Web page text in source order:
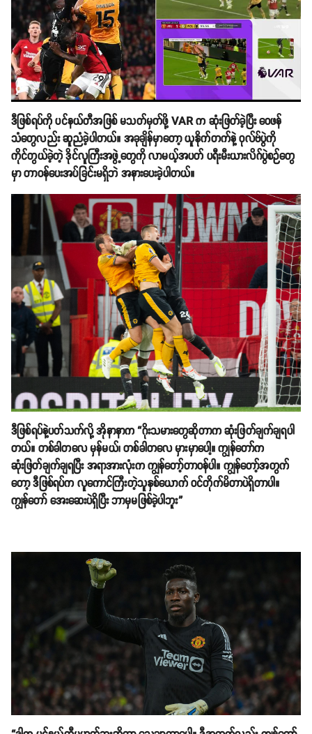
ဒီဖြစ်ရပ်ကို ပင်နယ်တီအဖြစ် မသတ်မှတ်ဖို့ VAR က ဆုံးဖြတ်ခဲ့ပြီး ဝေဖန်
သံတွေလည်း ဆူညံခဲ့ပါတယ်။ အခုချိန်မှာတော့ ယူနိုက်တက်နဲ့ ဝုလ်ဗ်ပွဲကို
ကိုင်တွယ်ခဲ့တဲ့ ဒိုင်လူကြီးအဖွဲ့တွေကို လာမယ့်အပတ် ပရီးမီးယားလိဂ်ပွဲစဉ်တွေ
မှာ တာဝန်ပေးအပ်ခြင်းမရှိဘဲ အနားပေးခဲ့ပါတယ်။
ဒီဖြစ်ရပ်နဲ့ပတ်သက်လို့ အိုနာနာက “ဂိုးသမားတွေဆိုတာက ဆုံးဖြတ်ချက်ချရပါ
တယ်။ တစ်ခါတလေ မှန်မယ်၊ တစ်ခါတလေ မှားမှာပေါ့။ ကျွန်တော်က
ဆုံးဖြတ်ချက်ချရပြီး အရာအားလုံးက ကျွန်တော့်တာဝန်ပါ။ ကျွန်တော့်အတွက်
တော့ ဒီဖြစ်ရပ်က လူကောင်ကြီးတဲ့သူနှစ်ယောက် ဝင်တိုက်မိတာပဲရှိတာပါ။
ကျွန်တော် အေးဆေးပဲရှိပြီး ဘာမှမဖြစ်ခဲ့ပါဘူး”